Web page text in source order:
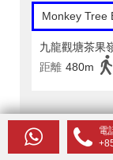
Monkey Tree
九龍觀塘茶果
距離 480m
駱駝漆
電